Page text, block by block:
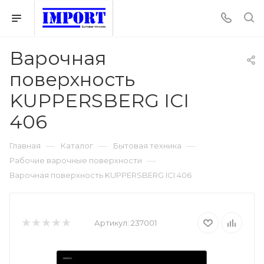
Варочная
поверхность
KUPPERSBERG ICI
406
Главная — Каталог — Бытовая техника —
Рабочие варочные поверхности —
Варочная поверхность KUPPERSBERG ICI 406
Артикул: 237001